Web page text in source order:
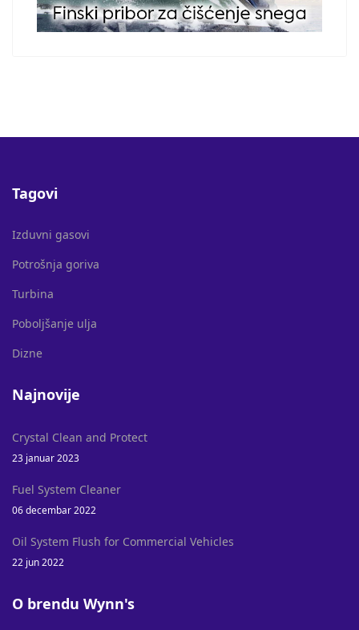
Tagovi
Izduvni gasovi
Potrošnja goriva
Turbina
Poboljšanje ulja
Dizne
Najnovije
Crystal Clean and Protect
23 januar 2023
Fuel System Cleaner
06 decembar 2022
Oil System Flush for Commercial Vehicles
22 jun 2022
O brendu Wynn's